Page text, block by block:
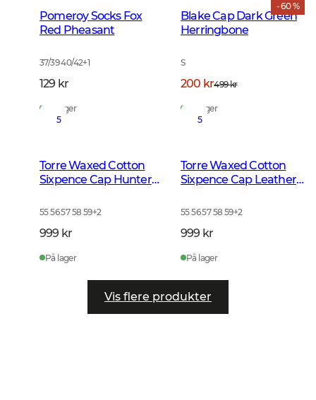
Pomeroy Socks Fox
Red Pheasant
37/39 40/42+1
129 kr
På lager
- 60 %
Blake Cap Dark Green
Herringbone
S
200 kr499 kr
På lager
5
Torre Waxed Cotton
Sixpence Cap Hunter
55 56 57 58 59+2
999 kr
På lager
5
Torre Waxed Cotton
Sixpence Cap Leather
55 56 57 58 59+2
999 kr
På lager
Vis flere produkter